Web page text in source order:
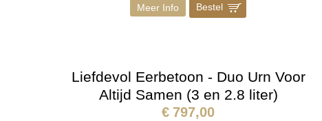
Meer Info Bestel ]
Liefdevol Eerbetoon - Duo Urn Voor
Altijd Samen (3 en 2.8 liter)
€ 797,00